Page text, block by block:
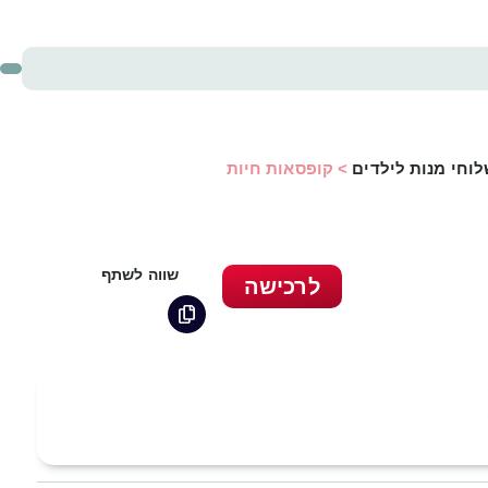
מנות לילדים > קופסאות חיות
שווה לשתף לרכישה